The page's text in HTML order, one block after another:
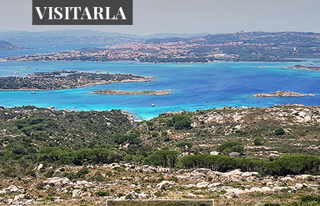
VISITARLA